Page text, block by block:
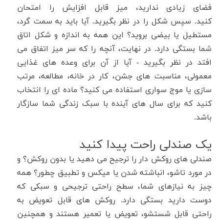
فضای زیادی ندارید، میز قابل افزایش را امتحان
کنید. سپس شکل را در نظر بگیرید. آیا باید به سمت گرد،
مستطیل یا بیضی بروید؟ این همه به اندازه و شکل اتاق
شما بستگی دارد. در نهایت، آنچه را که سر میز اتفاق می
افتد در نظر بگیرید - آیا از آن برای وعده های غذایی
معمولی، مناسبت های جشن، کار در خانه، مطالعه، مرتب
سازی یا موج سواری استفاده می کنید؟ ماده ای را انتخاب
کنید که برای سال های آینده با سبک زندگی شما سازگار
باشد.
یک صندلی راحت پیدا کنید
صندلی های روکش دار را ترجیح می دهید یا بدون روکش؟ و
در مورد تاشو، انباشته شدن یا میکس و تطبیق چطور؟ همه
چیز به نیازهای شما، سطح راحتی ترجیحی و سبکی که
دوست دارید بستگی دارد. روکش های قابل تعویض به
راحتی قابل شستشو، تعویض یا تعمیر هستند و همچنین